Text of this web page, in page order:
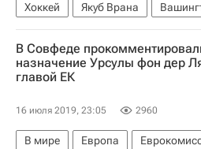
Хоккей Якуб Врана
В Совфеде
назначение Урсулы фон дер
главой ЕК
16 июля 2019, 23:05 2960
В мире Европа